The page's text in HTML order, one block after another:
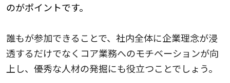
のがポイントです。
誰もが参加できることで、社内全体に企業理念が浸
透するだけでなくコア業務へのモチベーションが向
上し、優秀な人材の発掘にも役立つことでしょう。